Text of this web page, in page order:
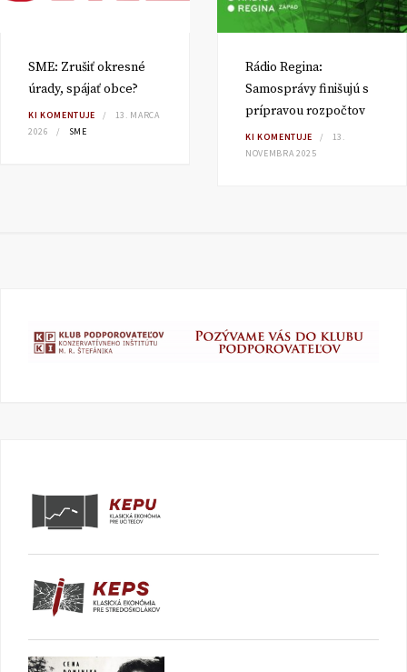
SME: Zrušiť okresné
úrady, spájať obce?
KI KOMENTUJE
13. MARCA
2026
SME
Rádio Regina:
Samosprávy finišujú s
prípravou rozpočtov
KI KOMENTUJE
13.
NOVEMBRA 2025